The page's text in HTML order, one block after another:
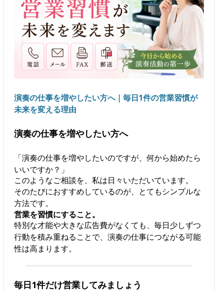
演奏の仕事を増やしたい方へ｜毎日1件の営業習慣が
未来を変える理由
演奏の仕事を増やしたい方へ
「演奏の仕事を増やしたいのですが、何から始めたら
いいですか？」
このようなご相談を、私は日々いただいています。
そのたびにおすすめしているのが、とてもシンプルな
方法です。
営業を習慣にすること。
特別な才能や大きな広告費がなくても、毎日少しずつ
行動を積み重ねることで、演奏の仕事につながる可能
性は高まります。
毎日1件だけ営業してみましょう